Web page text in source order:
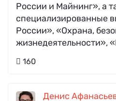
России и Майнинг», а
специализированные
России», «Охрана,
жизнедеятельности»,
160
Денис